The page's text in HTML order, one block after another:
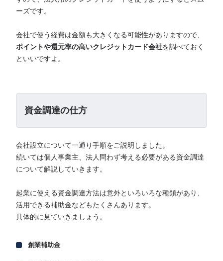
ーズです。
会社で使う経費は金額も大きくなる可能性がありますので、
ポイントや還元率の高いクレジットカード会社を調べておく
といいですよ。
資金調達の仕方
会社設立について一通り手順をご説明しました。
続いては個人事業主、法人問わず考える必要がある資金調達
について解説していきます。
起業に使える資金調達方法は意外といろいろな種類があり、
活用できる補助金などもたくさんあります。
具体的に見ていきましょう。
創業補助金